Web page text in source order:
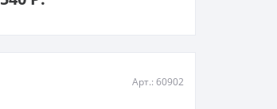
Арт.: 60902